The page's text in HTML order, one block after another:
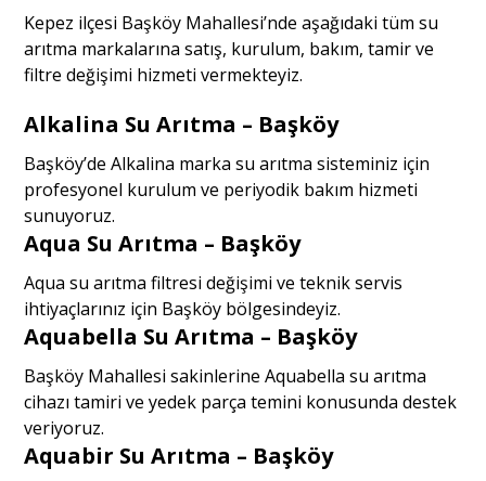
Kepez ilçesi Başköy Mahallesi’nde aşağıdaki tüm su
arıtma markalarına satış, kurulum, bakım, tamir ve
filtre değişimi hizmeti vermekteyiz.
Alkalina Su Arıtma – Başköy
Başköy’de Alkalina marka su arıtma sisteminiz için
profesyonel kurulum ve periyodik bakım hizmeti
sunuyoruz.
Aqua Su Arıtma – Başköy
Aqua su arıtma filtresi değişimi ve teknik servis
ihtiyaçlarınız için Başköy bölgesindeyiz.
Aquabella Su Arıtma – Başköy
Başköy Mahallesi sakinlerine Aquabella su arıtma
cihazı tamiri ve yedek parça temini konusunda destek
veriyoruz.
Aquabir Su Arıtma – Başköy